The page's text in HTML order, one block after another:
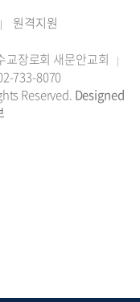
| 원격지원
교장로회 새문안교회 |
733-8070
Reserved. Designed